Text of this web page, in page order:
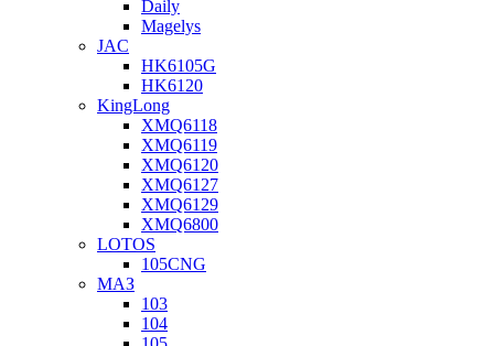
Daily
Magelys
JAC
HK6105G
HK6120
KingLong
XMQ6118
XMQ6119
XMQ6120
XMQ6127
XMQ6129
XMQ6800
LOTOS
105CNG
МАЗ
103
104